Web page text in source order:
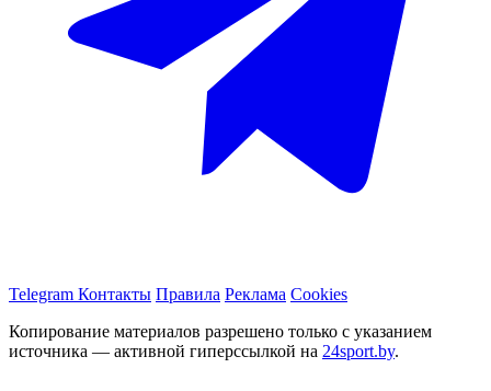
Telegram Контакты Правила Реклама Cookies
Копирование материалов разрешено только с указанием
источника — активной гиперссылкой на 24sport.by.